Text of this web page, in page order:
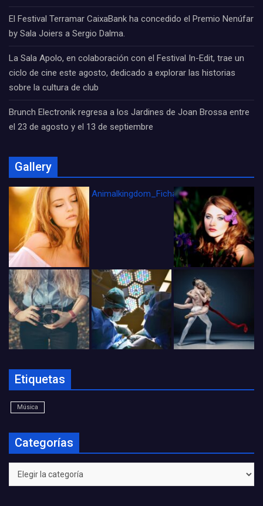
El Festival Terramar CaixaBank ha concedido el Premio Nenúfar
by Sala Joiers a Sergio Dalma.
La Sala Apolo, en colaboración con el Festival In-Edit, trae un
ciclo de cine este agosto, dedicado a explorar las historias
sobre la cultura de club
Brunch Electronik regresa a los Jardines de Joan Brossa entre
el 23 de agosto y el 13 de septiembre
Gallery
Animalkingdom_FichaCine
Etiquetas
Música
Categorías
Categorías